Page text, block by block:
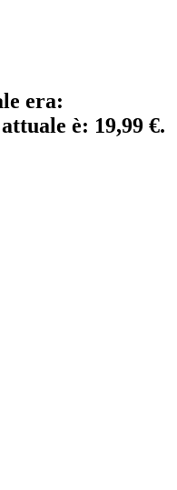
era:
è: 19,99 €.